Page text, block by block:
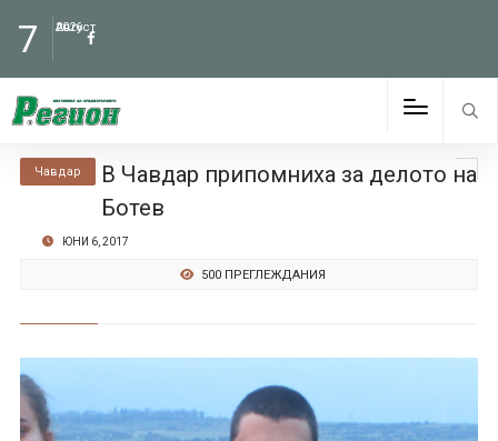
7 Август
2026
Чавдар
В Чавдар припомниха за делото на
Ботев
ЮНИ 6, 2017
500 ПРЕГЛЕЖДАНИЯ